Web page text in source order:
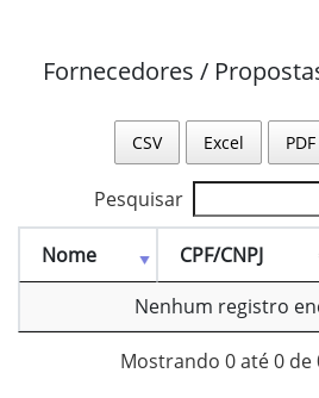
Fornecedores /
CSV Excel PDF
Pesquisar
Nome CPF/CNPJ
Nenhum registro
Mostrando 0 até 0 de